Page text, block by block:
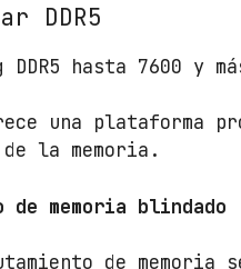
DDR5
DDR5 hasta 7600 y
una plataforma
la memoria.
de memoria blindado
de memoria